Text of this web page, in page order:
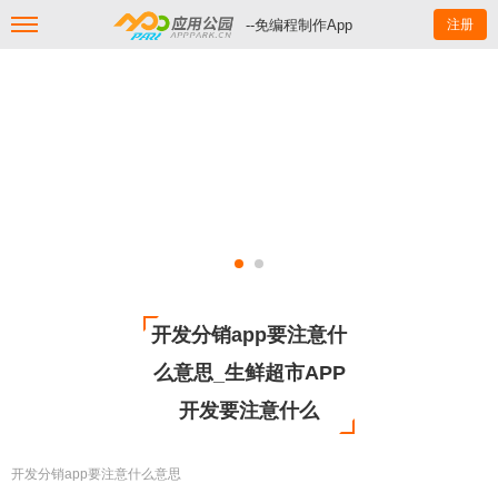
--免编程制作App 注册
开发分销app要注意什
么意思_生鲜超市APP
开发要注意什么
开发分销app要注意什么意思